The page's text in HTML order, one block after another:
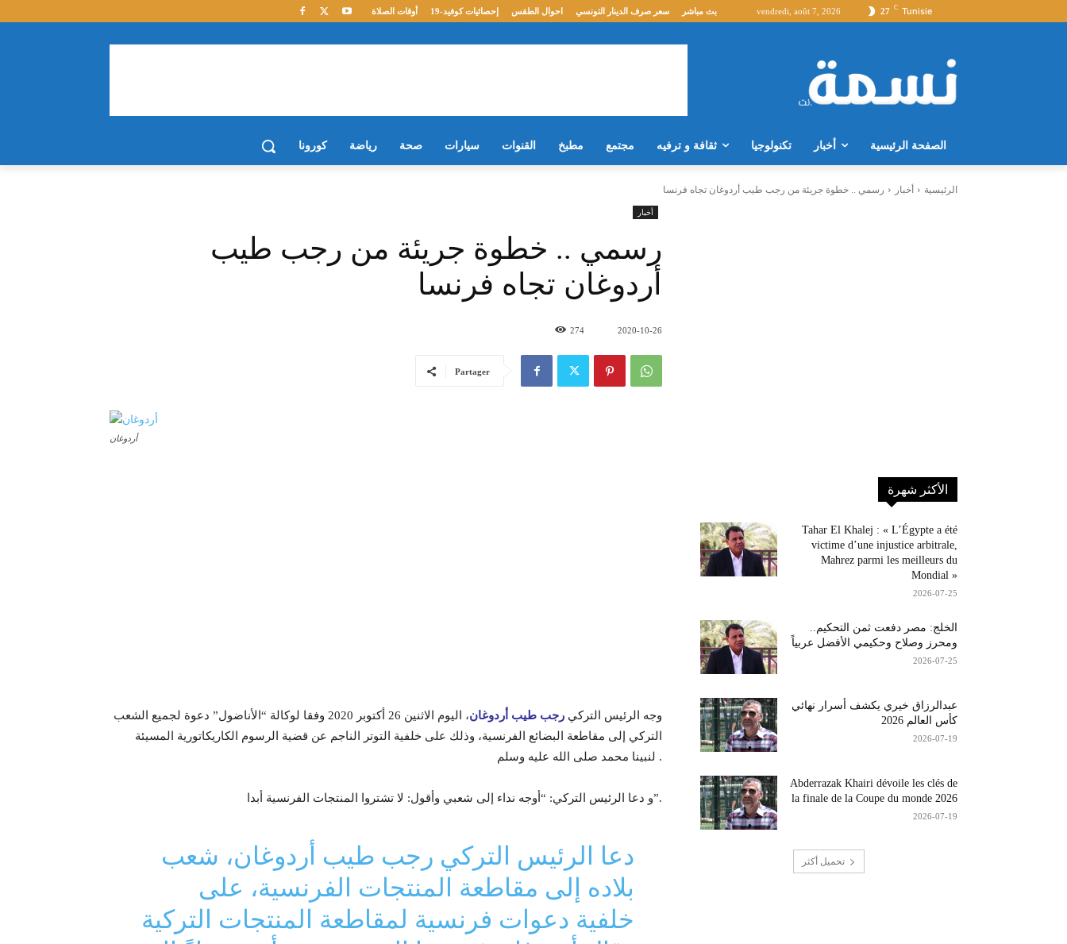
27 C Tunisie
vendredi, août 7, 2026 أوقات الصلاة إحصائيات كوفيد-19 احوال الطقس سعر صرف الدينار التونسي بث مباشر
الصفحة الرئيسية أخبار تكنولوجيا ثقافة و ترفيه مجتمع مطبخ القنوات سيارات صحة رياضة كورونا
الرئيسية أخبار
رسمي .. خطوة جريئة من رجب طيب أردوغان تجاه فرنسا
أخبار
رسمي .. خطوة جريئة من رجب طيب
أردوغان تجاه فرنسا
2020-10-26
274
Partager
أردوغان
وجه الرئيس التركي رجب طيب أردوغان
، اليوم الاثنين 26 أكتوبر 2020 وفقا لوكالة “الأناضول” دعوة لجميع الشعب
التركي إلى مقاطعة البضائع الفرنسية، وذلك على خلفية التوتر الناجم عن قضية الرسوم الكاريكاتورية المسيئة
لنبينا محمد صلى الله عليه وسلم .
و دعا الرئيس التركي: “أوجه نداء إلى شعبي وأقول: لا تشتروا المنتجات الفرنسية أبدا”.
دعا الرئيس التركي رجب طيب أردوغان، شعب
بلاده إلى مقاطعة المنتجات الفرنسية، على
خلفية دعوات فرنسية لمقاطعة المنتجات التركية
الأكثر شهرة
Tahar El Khalej : « L’Égypte a été
victime d’une injustice arbitrale,
Mahrez parmi les meilleurs du
Mondial »
2026-07-25
الخلج: مصر دفعت ثمن التحكيم..
ومحرز وصلاح وحكيمي الأفضل عربياً
2026-07-25
عبدالرزاق خيري يكشف أسرار نهائي
كأس العالم 2026
2026-07-19
Abderrazak Khairi dévoile les clés de
la finale de la Coupe du monde 2026
2026-07-19
تحميل أكثر